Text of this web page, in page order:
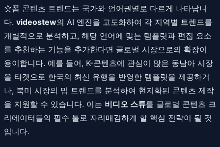
숏폼 콘텐츠 트렌드는 국가와 언어권별로 다르게 나타납니
다. videostew의 AI 엔진을 고도화하여 각 지역별 트렌드를
개별적으로 분석하고, 해당 언어에 맞는 템플릿과 편집 요소
를 추천하는 기능을 추가한다면 글로벌 시장으로의 확장이
용이합니다. 예를 들어, K-콘텐츠에 관심이 많은 동남아 시장
을 타겟으로 한국의 최신 유행을 반영한 템플릿을 제공하거
나, 북미 시장의 밈 트렌드를 분석하여 현지화된 콘텐츠 제작
을 지원할 수 있습니다. 이는 비디오 스튜를 글로벌 콘텐츠 크
리에이터들의 필수 툴로 자리매김하게 할 핵심 전략이 될 것
입니다.